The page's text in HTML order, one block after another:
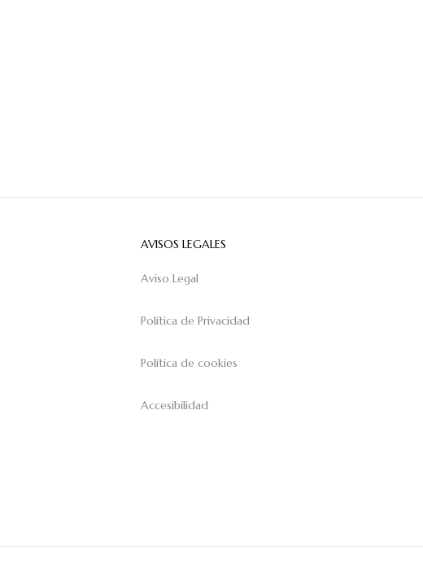
AVISOS LEGALES
Aviso Legal
Política de Privacidad
Política de cookies
Accesibilidad